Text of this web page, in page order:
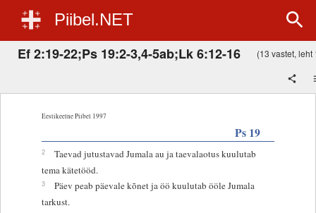
Piibel.NET
Ef 2:19-22;Ps 19:2-3,4-5ab;Lk 6:12-16 (13 vastet, leht
Eestikeelne Piibel 1997
Ps 19
2
Taevad jutustavad Jumala au ja taevalaotus kuulutab
tema kätetööd.
3
Päev peab päevale kõnet ja öö kuulutab ööle Jumala
tarkust.